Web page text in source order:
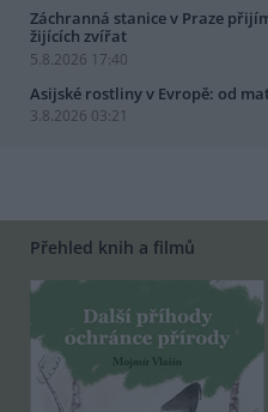
Záchranná stanice v Praze
žijících zvířat
5.8.2026 17:40
Asijské rostliny v Evropě: od
3.8.2026 03:21
Přehled knih a filmů